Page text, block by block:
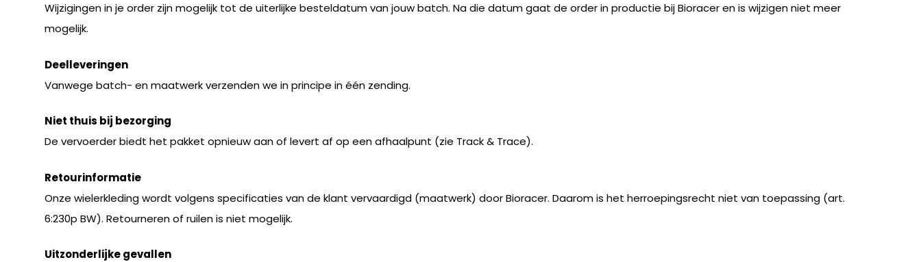
Wijzigingen in je order zijn mogelijk tot de uiterlijke besteldatum van jouw batch. Na die datum gaat de order in productie bij Bioracer en is wijzigen niet meer
mogelijk.
Deelleveringen
Vanwege batch- en maatwerk verzenden we in principe in één zending.
Niet thuis bij bezorging
De vervoerder biedt het pakket opnieuw aan of levert af op een afhaalpunt (zie Track & Trace).
Retourinformatie
Onze wielerkleding wordt volgens specificaties van de klant vervaardigd (maatwerk) door Bioracer. Daarom is het herroepingsrecht niet van toepassing (art.
6:230p BW). Retourneren of ruilen is niet mogelijk.
Uitzonderlijke gevallen